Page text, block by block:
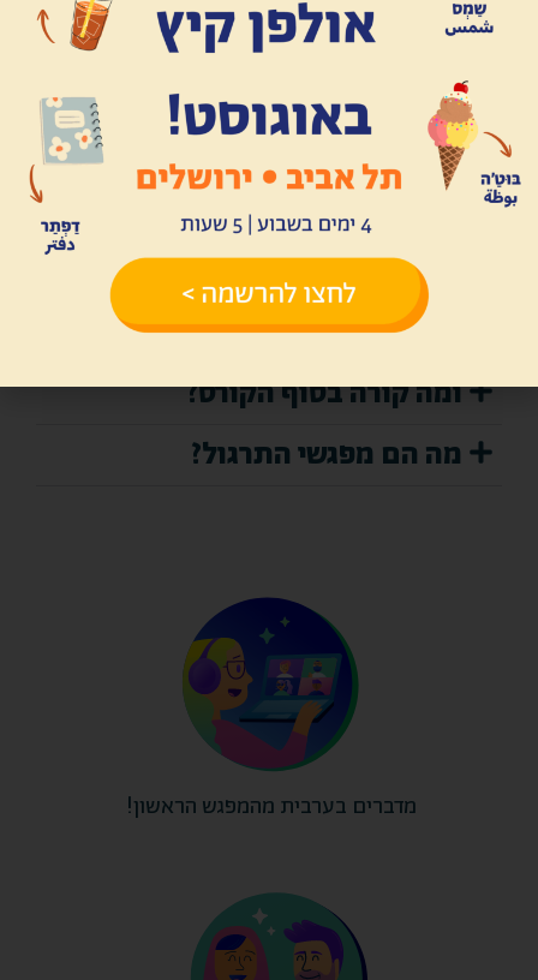
עלות ל-4 מפגשי תרגול: ₪240
שאלות נפוצות
איך לומדים בקורסים של מדרסה?
מה מקבלים המשתתפים בקורס?
ומה קורה בסוף הקורס?
מה הם מפגשי התרגול?
מדברים בערבית מהמפגש הראשון!